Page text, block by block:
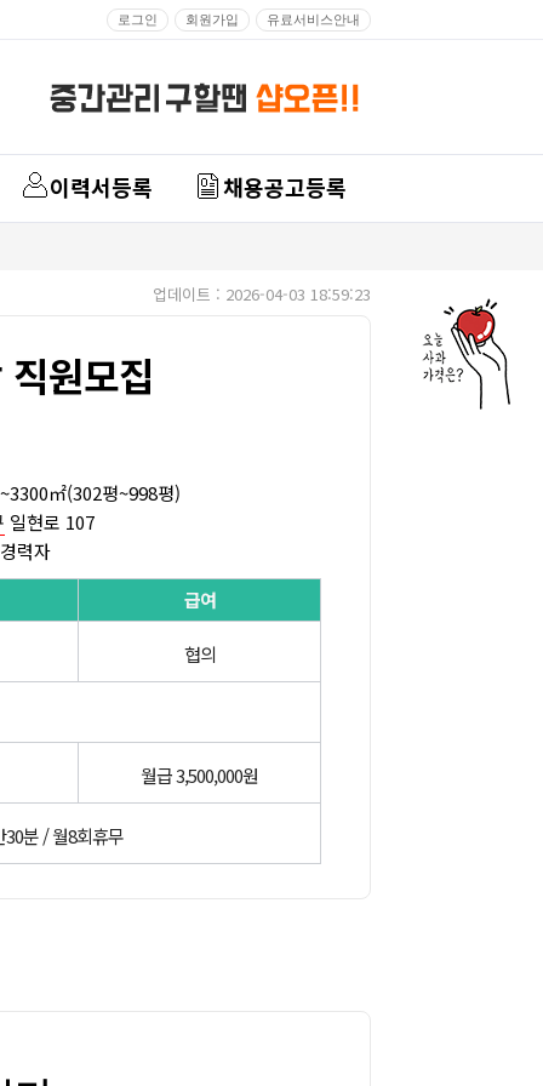
로그인 회원가입 유료서비스안내
이력서등록 채용공고등록
업데이트 : 2026-04-03 18:59:23
원모집
㎡(302평~998평)
일현로 107
력자
급여
협의
월급 3,500,000원
30분 / 월8회휴무